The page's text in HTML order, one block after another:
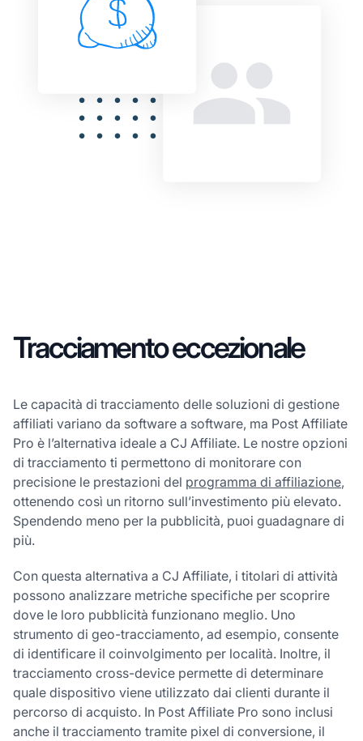
Tracciamento eccezionale
Le capacità di tracciamento delle soluzioni di gestione
affiliati variano da software a software, ma Post Affiliate
Pro è l’alternativa ideale a CJ Affiliate. Le nostre opzioni
di tracciamento ti permettono di monitorare con
precisione le prestazioni del programma di affiliazione,
ottenendo così un ritorno sull’investimento più elevato.
Spendendo meno per la pubblicità, puoi guadagnare di
più.
Con questa alternativa a CJ Affiliate, i titolari di attività
possono analizzare metriche specifiche per scoprire
dove le loro pubblicità funzionano meglio. Uno
strumento di geo-tracciamento, ad esempio, consente
di identificare il coinvolgimento per località. Inoltre, il
tracciamento cross-device permette di determinare
quale dispositivo viene utilizzato dai clienti durante il
percorso di acquisto. In Post Affiliate Pro sono inclusi
anche il tracciamento tramite pixel di conversione, il